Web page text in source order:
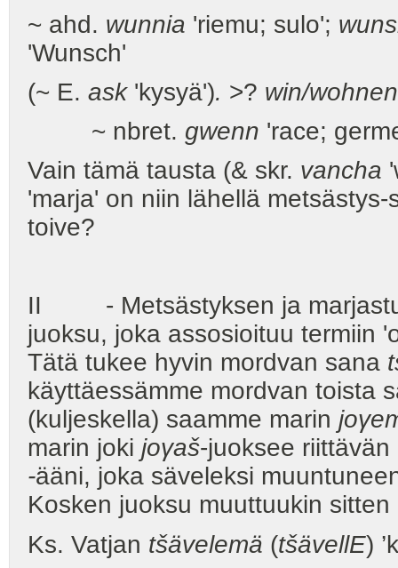
~ ahd. wunnia 'riemu; sulo';
'Wunsch'
(~ E. ask'kysyä'). >? win/wohnen
~ nbret. gwenn 'race;
Vain tämä tausta (& skr. vancha
'marja' on niin lähellä
toive?
II - Metsästyksen ja
juoksu, joka assosioituu termiin
Tätä tukee hyvin mordvan sana
käyttäessämme mordvan toista
(kuljeskella) saamme marin
marin joki joγaš-juoksee
-ääni, joka säveleksi
Kosken juoksu muuttuukin
Ks. Vatjan tšävelemä (tšävellE)